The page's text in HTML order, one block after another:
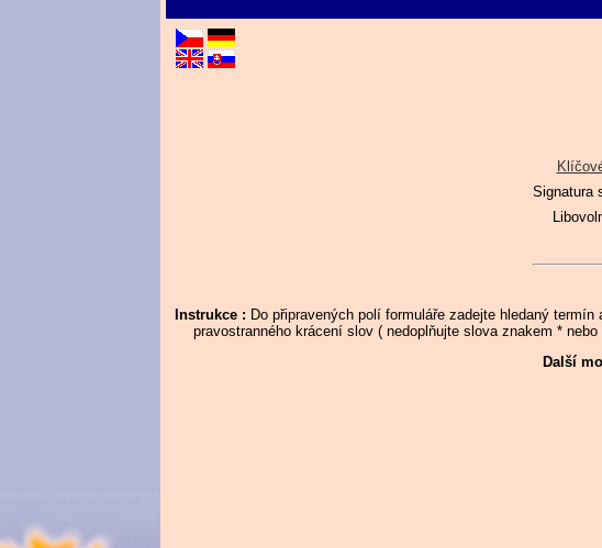
Signatura
Instrukce : Do připravených polí formuláře zadejte hledaný
pravostranného krácení slov ( nedoplňujte slova znakem *
Další